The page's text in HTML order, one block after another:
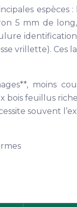
5 mm de
vrillette). Ces
moins
feuillus
souvent